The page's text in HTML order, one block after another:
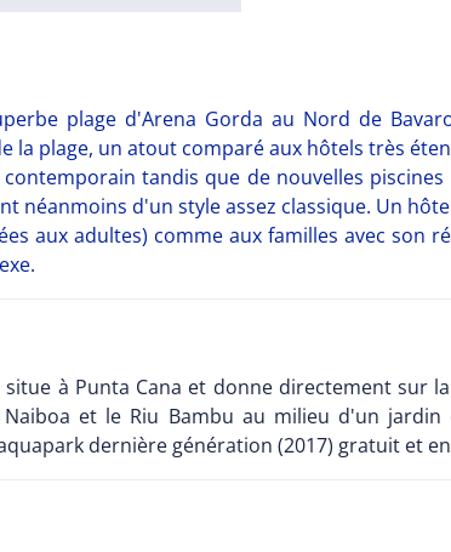
plage d'Arena Gorda au Nord de
la plage, un atout comparé aux hôtels très
tandis que de nouvelles
néanmoins d'un style assez classique. Un
aux adultes) comme aux familles avec son
à Punta Cana et donne directement sur
Naiboa et le Riu Bambu au milieu d'un jardin
dernière génération (2017) gratuit et